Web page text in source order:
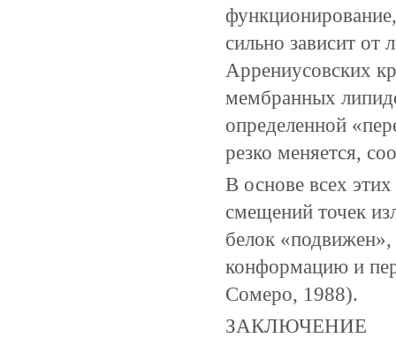
сильно зависит от
Аррениусовских
мембранных
определенной
резко меняется,
В основе всех
смещений точек
белок
конформацию и
Сомеро, 1988).
ЗАКЛЮЧЕНИЕ